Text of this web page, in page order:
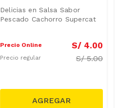
Delicias en Salsa Sabor
Pescado Cachorro Supercat
Precio Online S/ 4.00
Precio regular S/5.00